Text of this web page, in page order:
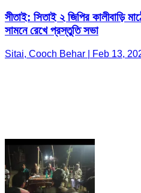
সীতাই: সিতাই ২ জিপির কালীবাড়ি
সামনে রেখে প্রস্তুতি সভা
Sitai, Cooch Behar | Feb 13,